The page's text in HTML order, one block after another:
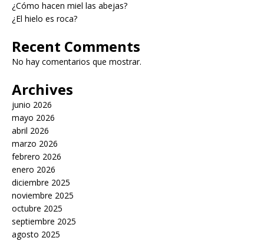
¿Cómo hacen miel las abejas?
¿El hielo es roca?
Recent Comments
No hay comentarios que mostrar.
Archives
junio 2026
mayo 2026
abril 2026
marzo 2026
febrero 2026
enero 2026
diciembre 2025
noviembre 2025
octubre 2025
septiembre 2025
agosto 2025